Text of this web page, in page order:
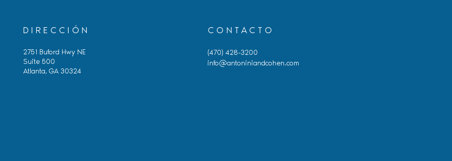
DIRECCIÓN
2751 Buford Hwy NE
Suite 500
Atlanta, GA 30324
CONTACTO
(470) 428-3200
info@antoniniandcohen.com